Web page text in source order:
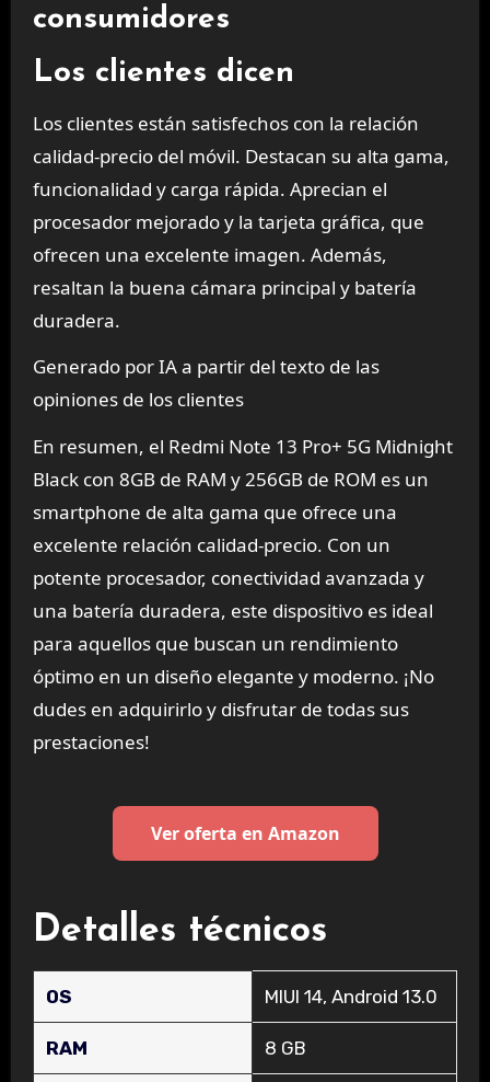
consumidores
Los clientes dicen
Los clientes están satisfechos con la relación
calidad-precio del móvil. Destacan su alta gama,
funcionalidad y carga rápida. Aprecian el
procesador mejorado y la tarjeta gráfica, que
ofrecen una excelente imagen. Además,
resaltan la buena cámara principal y batería
duradera.
Generado por IA a partir del texto de las
opiniones de los clientes
En resumen, el Redmi Note 13 Pro+ 5G Midnight
Black con 8GB de RAM y 256GB de ROM es un
smartphone de alta gama que ofrece una
excelente relación calidad-precio. Con un
potente procesador, conectividad avanzada y
una batería duradera, este dispositivo es ideal
para aquellos que buscan un rendimiento
óptimo en un diseño elegante y moderno. ¡No
dudes en adquirirlo y disfrutar de todas sus
prestaciones!
Ver oferta en Amazon
Detalles técnicos
OS ‎MIUI 14, Android 13.0
RAM ‎8 GB